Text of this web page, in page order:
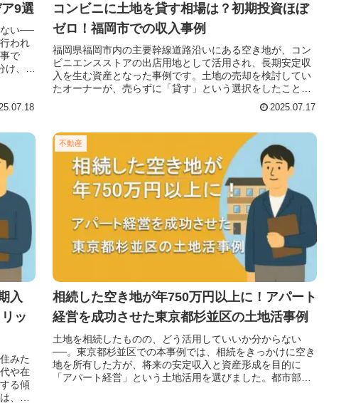
9選
ない──
われ
で
、そ
コンビニに土地を貸す相場は？初期投資ほぼ
ゼロ！福岡市での収入事例
福岡県福岡市内の主要幹線道路沿いにある空き地が、コン
ビニエンスストアの出店用地として活用され、長期安定収
入を生む資産となった事例です。土地の売却を検討してい
たオーナーが、売らずに「貸す」という選択をしたこと
2025.07.17
入
ッ
みた
や在
る傾
、住
不動産
相続した空き地が年750万円以上に！アパート
経営を成功させた東京都杉並区の土地活事例
土地を相続したものの、どう活用していいか分からない
──。東京都杉並区での本事例では、相続をきっかけに空き
地を所有した方が、将来の安定収入と資産形成を目的に
「アパート経営」という土地活用を選びました。都市部の